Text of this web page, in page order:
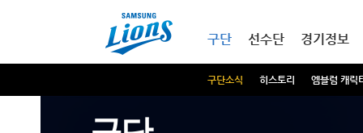
구단
구단소식 히스토리 엠블럼 캐릭
선수단 경기정보